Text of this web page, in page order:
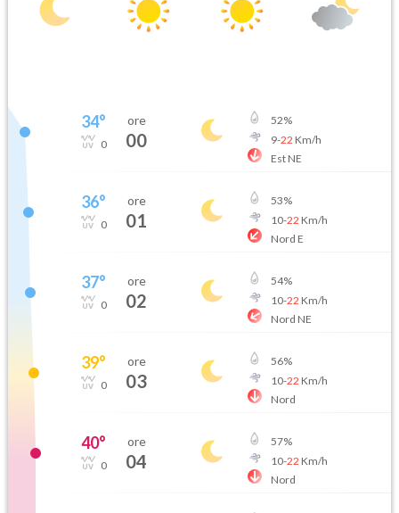
34°
0
ore
00
52%
9-22 Km/h
Est NE
36°
0
ore
01
53%
10-22 Km/h
Nord E
37°
0
ore
02
54%
10-22 Km/h
Nord NE
39°
0
ore
03
56%
10-22 Km/h
Nord
40°
0
ore
04
57%
10-22 Km/h
Nord